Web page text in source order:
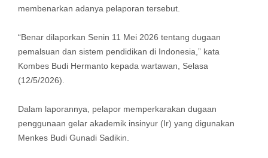
membenarkan adanya pelaporan tersebut.
“Benar dilaporkan Senin 11 Mei 2026 tentang dugaan
pemalsuan dan sistem pendidikan di Indonesia,” kata
Kombes Budi Hermanto kepada wartawan, Selasa
(12/5/2026).
Dalam laporannya, pelapor memperkarakan dugaan
penggunaan gelar akademik insinyur (Ir) yang digunakan
Menkes Budi Gunadi Sadikin.